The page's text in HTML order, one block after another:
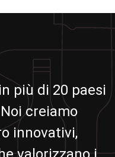
più di 20 paesi
creiamo
innovativi,